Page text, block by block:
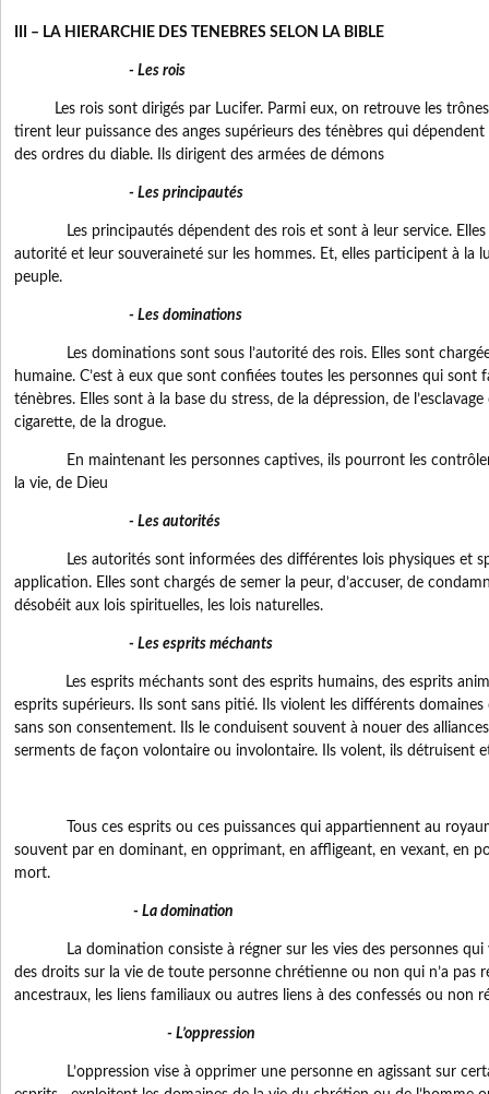
III – LA HIERARCHIE DES TENEBRES SELON LA BIBLE
- Les rois
Les rois sont dirigés par Lucifer. Parmi eux, on retrouve les
tirent leur puissance des anges supérieurs des ténèbres qui
des ordres du diable. Ils dirigent des armées de démons
- Les principautés
Les principautés dépendent des rois et sont à leur service. Elles
autorité et leur souveraineté sur les hommes. Et, elles participent à la
peuple.
- Les dominations
Les dominations sont sous l’autorité des rois. Elles sont
humaine. C’est à eux que sont confiées toutes les personnes qui sont
ténèbres. Elles sont à la base du stress, de la dépression, de l’esclavage
cigarette, de la drogue.
En maintenant les personnes captives, ils pourront les contrôler
la vie, de Dieu
- Les autorités
Les autorités sont informées des différentes lois physiques et
application. Elles sont chargés de semer la peur, d’accuser, de
désobéit aux lois spirituelles, les lois naturelles.
- Les esprits méchants
Les esprits méchants sont des esprits humains, des esprits
esprits supérieurs. Ils sont sans pitié. Ils violent les différents domaines
sans son consentement. Ils le conduisent souvent à nouer des
serments de façon volontaire ou involontaire. Ils volent, ils détruisent
Tous ces esprits ou ces puissances qui appartiennent au
souvent par en dominant, en opprimant, en affligeant, en vexant, en
mort.
- La domination
La domination consiste à régner sur les vies des personnes qui
des droits sur la vie de toute personne chrétienne ou non qui n’a pas
ancestraux, les liens familiaux ou autres liens à des confessés ou non
- L’oppression
L’oppression vise à opprimer une personne en agissant sur